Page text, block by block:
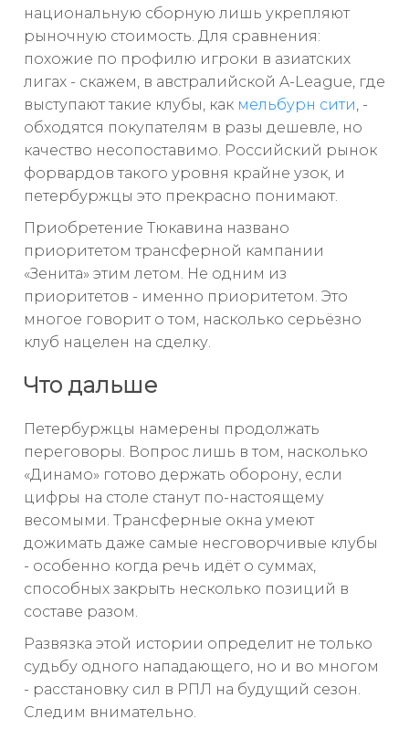
национальную сборную лишь укрепляют
рыночную стоимость. Для сравнения:
похожие по профилю игроки в азиатских
лигах - скажем, в австралийской A-League, где
выступают такие клубы, как мельбурн сити , -
обходятся покупателям в разы дешевле, но
качество несопоставимо. Российский рынок
форвардов такого уровня крайне узок, и
петербуржцы это прекрасно понимают.
Приобретение Тюкавина названо
приоритетом трансферной кампании
«Зенита» этим летом. Не одним из
приоритетов - именно приоритетом. Это
многое говорит о том, насколько серьёзно
клуб нацелен на сделку.
Что дальше
Петербуржцы намерены продолжать
переговоры. Вопрос лишь в том, насколько
«Динамо» готово держать оборону, если
цифры на столе станут по-настоящему
весомыми. Трансферные окна умеют
дожимать даже самые несговорчивые клубы
- особенно когда речь идёт о суммах,
способных закрыть несколько позиций в
составе разом.
Развязка этой истории определит не только
судьбу одного нападающего, но и во многом
- расстановку сил в РПЛ на будущий сезон.
Следим внимательно.